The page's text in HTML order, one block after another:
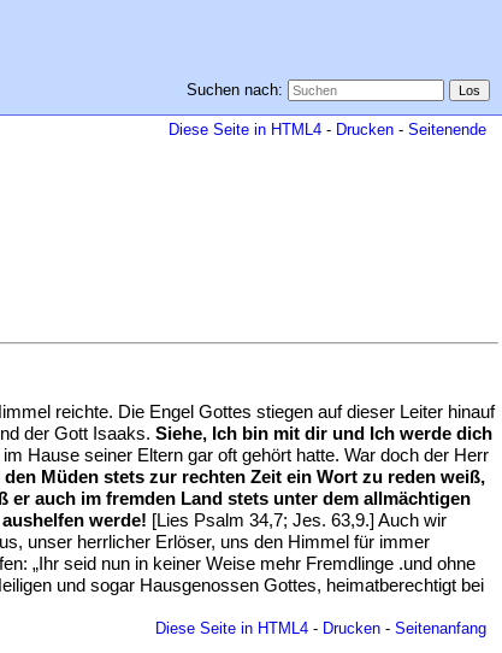
Suchen nach:
Diese Seite in HTML4 - Drucken - Seitenende
reichte. Die Engel Gottes stiegen auf dieser Leiter hinauf
der Gott Isaaks. Siehe, Ich bin mit dir und Ich werde dich
Hause seiner Eltern gar oft gehört hatte. War doch der Herr
Müden stets zur rechten Zeit ein Wort zu reden weiß,
auch im fremden Land stets unter dem allmächtigen
werde! [Lies Psalm 34,7; Jes. 63,9.] Auch wir
unser herrlicher Erlöser, uns den Himmel für immer
„Ihr seid nun in keiner Weise mehr Fremdlinge .und ohne
und sogar Hausgenossen Gottes, heimatberechtigt bei
Diese Seite in HTML4 - Drucken - Seitenanfang